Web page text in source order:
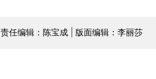
责任编辑：陈宝成 | 版面编辑：李丽莎